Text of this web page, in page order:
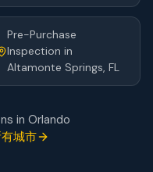
Pre-Purchase
Inspection in
Altamonte Springs, FL
in Orlando
城市